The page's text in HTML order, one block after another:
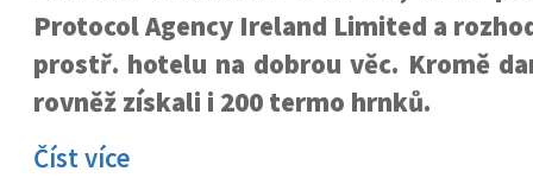
Protocol Agency Ireland Limited a
prostř. hotelu na dobrou věc. Kromě
rovněž získali i 200 termo hrnků.
Číst více